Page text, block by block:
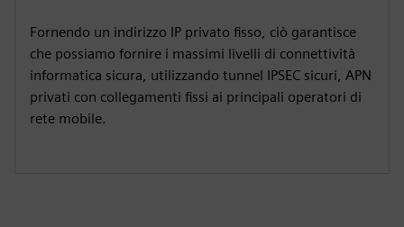
Fornendo un indirizzo IP privato fisso, ciò garantisce
che possiamo fornire i massimi livelli di connettività
informatica sicura, utilizzando tunnel IPSEC sicuri, APN
privati con collegamenti fissi ai principali operatori di
rete mobile.